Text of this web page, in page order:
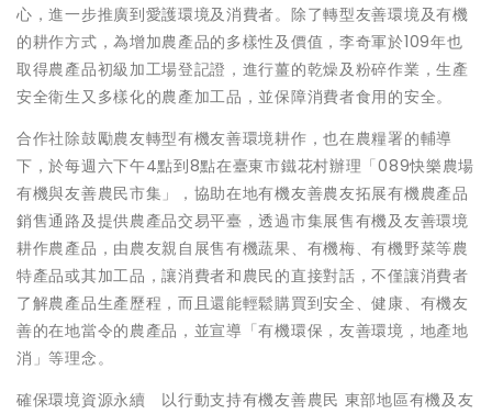
心，進一步推廣到愛護環境及消費者。除了轉型友善環境及有機
的耕作方式，為增加農產品的多樣性及價值，李奇軍於109年也
取得農產品初級加工場登記證，進行薑的乾燥及粉碎作業，生產
安全衛生又多樣化的農產加工品，並保障消費者食用的安全。
合作社除鼓勵農友轉型有機友善環境耕作，也在農糧署的輔導
下，於每週六下午4點到8點在臺東市鐵花村辦理「089快樂農場
有機與友善農民市集」，協助在地有機友善農友拓展有機農產品
銷售通路及提供農產品交易平臺，透過市集展售有機及友善環境
耕作農產品，由農友親自展售有機蔬果、有機梅、有機野菜等農
特產品或其加工品，讓消費者和農民的直接對話，不僅讓消費者
了解農產品生產歷程，而且還能輕鬆購買到安全、健康、有機友
善的在地當令的農產品，並宣導「有機環保，友善環境，地產地
消」等理念。
確保環境資源永續 以行動支持有機友善農民 東部地區有機及友